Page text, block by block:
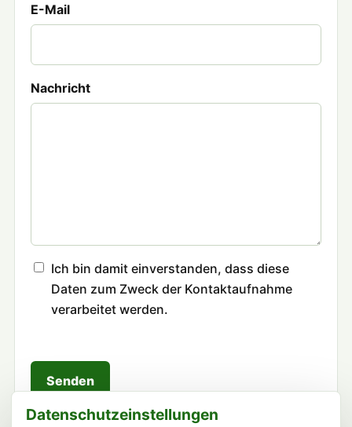
E-Mail
Nachricht
Ich bin damit einverstanden, dass diese
Daten zum Zweck der Kontaktaufnahme
verarbeitet werden.
Senden
Datenschutzeinstellungen